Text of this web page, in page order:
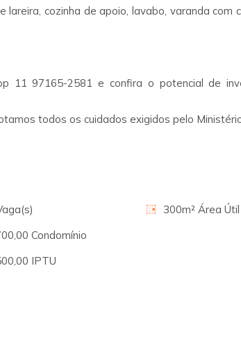
cozinha de apoio, lavabo, varanda com
11 97165-2581 e confira o potencial de
todos os cuidados exigidos pelo
Condomínio
IPTU
300m² Área Útil